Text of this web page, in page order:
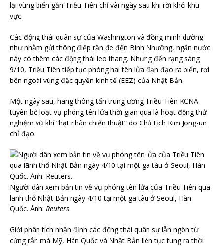
lại vùng biển gần Triều Tiên chỉ vài ngày sau khi rời khỏi khu
vực.
Các động thái quân sự của Washington và đồng minh dường
như nhằm gửi thông điệp răn đe đến Bình Nhưỡng, ngăn nước
này có thêm các động thái leo thang. Nhưng đến rạng sáng
9/10, Triều Tiên tiếp tục phóng hai tên lửa đạn đạo ra biển, rơi
bên ngoài vùng đặc quyền kinh tế (EEZ) của Nhật Bản.
Một ngày sau, hãng thông tấn trung ương Triều Tiên KCNA
tuyên bố loạt vụ phóng tên lửa thời gian qua là hoạt động thử
nghiệm vũ khí “hạt nhân chiến thuật” do Chủ tịch Kim Jong-un
chỉ đạo.
Người dân xem bản tin về vụ phóng tên lửa của Triều Tiên qua
lãnh thổ Nhật Bản ngày 4/10 tại một ga tàu ở Seoul, Hàn
Quốc. Ảnh: Reuters.
Giới phân tích nhận định các động thái quân sự lẫn ngôn từ
cứng rắn mà Mỹ, Hàn Quốc và Nhật Bản liên tục tung ra thời